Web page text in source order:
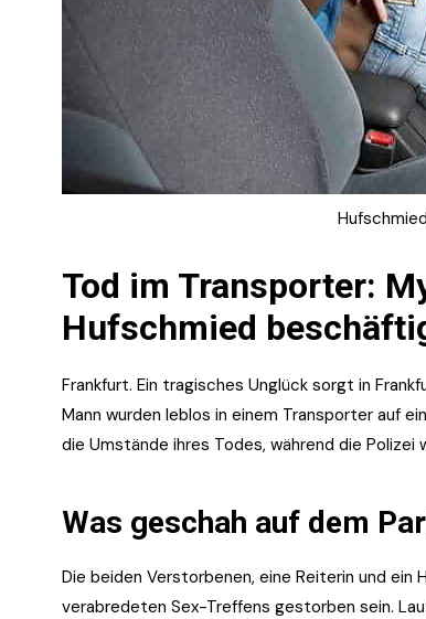
Tod im Transporter:
Hufschmied
Frankfurt. Ein tragisches Unglück sorgt in
Mann wurden leblos in einem Transporter auf
die Umstände ihres Todes, während die
Was geschah auf dem
Die beiden Verstorbenen, eine Reiterin und
verabredeten Sex-Treffens gestorben sein.